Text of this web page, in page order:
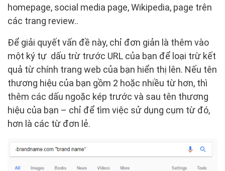
homepage, social media page, Wikipedia, page trên
các trang review..
Để giải quyết vấn đề này, chỉ đơn giản là thêm vào
một ký tự dấu trừ trước URL của bạn để loại trừ kết
quả từ chính trang web của bạn hiển thị lên. Nếu tên
thương hiệu của bạn gồm 2 hoặc nhiều từ hơn, thì
thêm các dấu ngoặc kép trước và sau tên thương
hiệu của bạn – chỉ để tìm việc sử dụng cụm từ đó,
hơn là các từ đơn lẻ.